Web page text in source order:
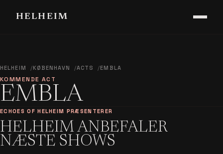
HELHEIM
HELHEIM KØBENHAVN ACTS EMBLA
KOMMENDE ACT
EMBLA
ECHOES OF HELHEIM PRÆSENTERER
HELHEIM ANBEFALER
NÆSTE SHOWS